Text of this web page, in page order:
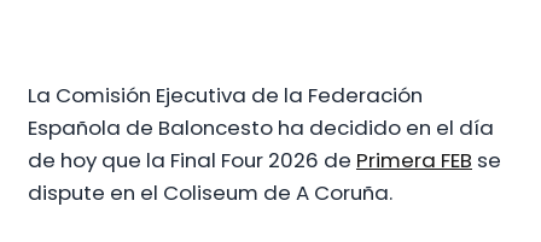
La Comisión Ejecutiva de la Federación
Española de Baloncesto ha decidido en el día
de hoy que la Final Four 2026 de Primera FEB se
dispute en el Coliseum de A Coruña.